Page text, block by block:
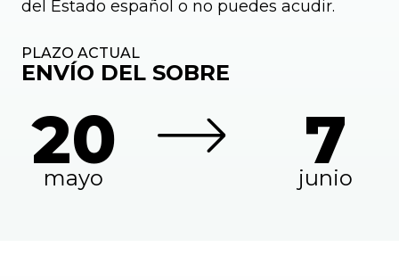
del Estado español o no puedes acudir.
PLAZO ACTUAL
ENVÍO DEL SOBRE
20
mayo 7
junio